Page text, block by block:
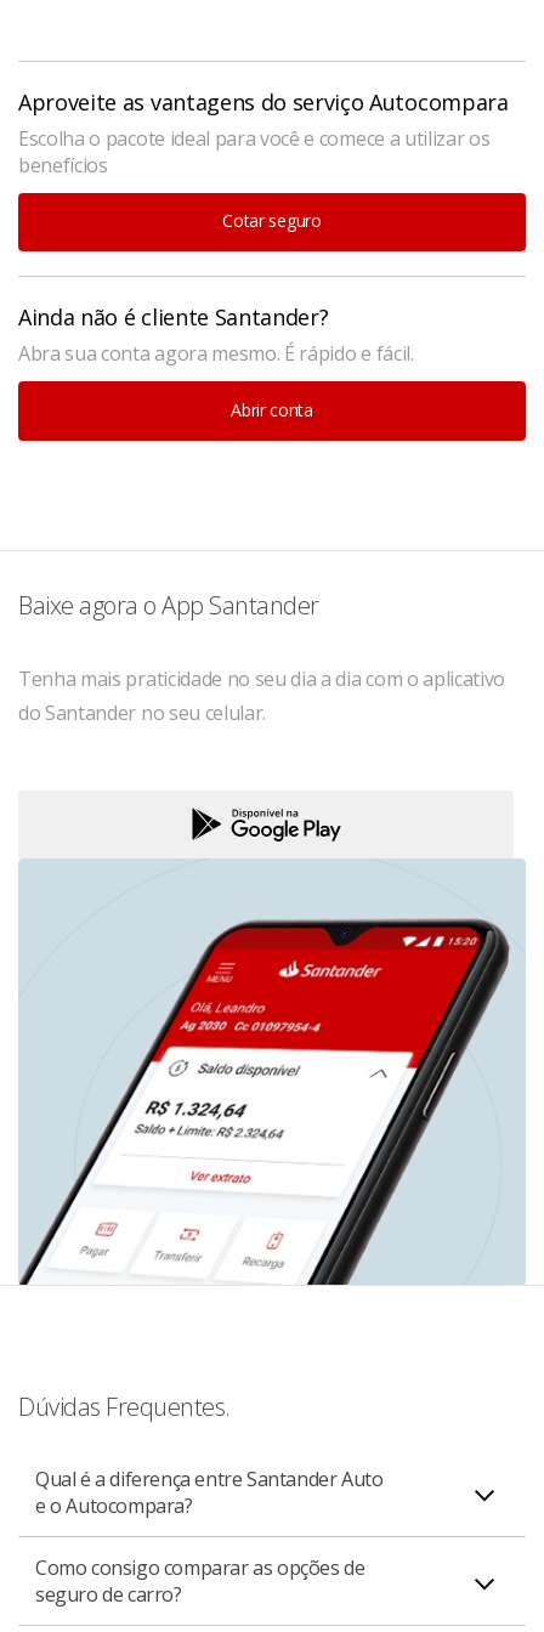
Aproveite as vantagens do serviço Autocompara
Escolha o pacote ideal para você e comece a utilizar os
benefícios
Cotar seguro
Ainda não é cliente Santander?
Abra sua conta agora mesmo. É rápido e fácil.
Abrir conta
Baixe agora o App Santander
Tenha mais praticidade no seu dia a dia com o aplicativo
do Santander no seu celular.
Dúvidas Frequentes.
Qual é a diferença entre Santander Auto
e o Autocompara?
OAutocompara: Apoia você na cotação do seu seguro
auto ou moto, selecionando as melhores seguradoras
Como consigo comparar as opções de
seguro de carro?